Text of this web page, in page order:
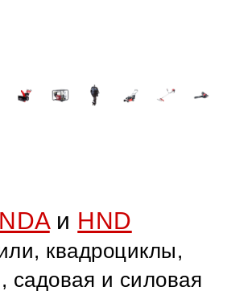
и HND
квадроциклы,
садовая и силовая